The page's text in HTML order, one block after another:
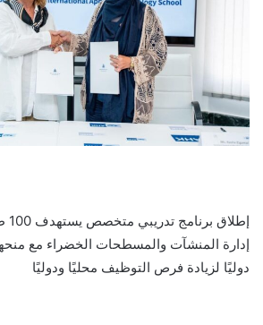
إدارة المنشآت والمسطحات الخضراء مع
دوليًا لزيادة فرص التوظيف محليًا ودوليًا